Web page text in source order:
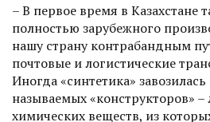
– В первое время в Казах­стане
полностью зарубежного
нашу страну контрабандным
почтовые и логистические
Иногда «синтетика»
называемых «конструкторов» –
химических веществ, из